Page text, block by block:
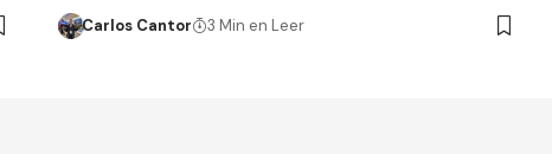
Carlos Cantor 3 Min en Leer